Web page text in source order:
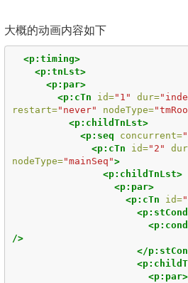
大概的动画内容如下
<p:timing>
<p:tnLst>
<p:par>
<p:cTn
id="1" dur=
restart="never" nodeType=
<p:childTnLst>
<p:seq
concurrent=
<p:cTn
id="2"
nodeType="mainSeq">
<p:childTnLst>
<p:par>
<p:cTn
id=
<p:cond
/>
</
<p:par>